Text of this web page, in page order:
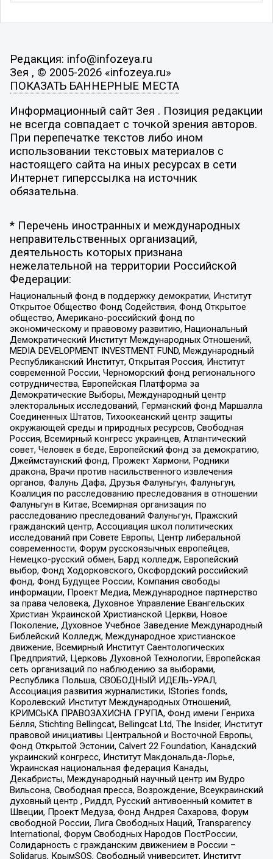
Редакция: info@infozeya.ru
Зея , © 2005-2026 «infozeya.ru»
ПОКАЗАТЬ БАННЕРНЫЕ МЕСТА
Информационный сайт Зея . Позиция редакции
не всегда совпадает с точкой зрения авторов.
При перепечатке текстов либо ином
использовании текстовых материалов с
настоящего сайта на иных ресурсах в сети
Интернет гиперссылка на источник
обязательна.
* Перечень иностранных и международных
неправительственных организаций,
деятельность которых признана
нежелательной на территории Российской
Федерации:
Национальный фонд в поддержку демократии, Институт
Открытое Общество Фонд Содействия, Фонд Открытое
общество, Американо-российский фонд по
экономическому и правовому развитию, Национальный
Демократический Институт Международных Отношений,
MEDIA DEVELOPMENT INVESTMENT FUND, Международный
Республиканский Институт, Открытая Россия, Институт
современной России, Черноморский фонд регионального
сотрудничества, Европейская Платформа за
Демократические Выборы, Международный центр
электоральных исследований, Германский фонд Маршалла
Соединенных Штатов, Тихоокеанский центр защиты
окружающей среды и природных ресурсов, Свободная
Россия, Всемирный конгресс украинцев, Атлантический
совет, Человек в беде, Европейский фонд за демократию,
Джеймстаунский фонд, Прожект Хармони, Родники
дракона, Врачи против насильственного извлечения
органов, Фалунь Дафа, Друзья Фалуньгун, Фалуньгун,
Коалиция по расследованию преследования в отношении
Фалуньгун в Китае, Всемирная организация по
расследованию преследований Фалуньгун, Пражский
гражданский центр, Ассоциация школ политических
исследований при Совете Европы, Центр либеральной
современности, Форум русскоязычных европейцев,
Немецко-русский обмен, Бард колледж, Европейский
выбор, Фонд Ходорковского, Оксфордский российский
фонд, Фонд Будущее России, Компания свободы
информации, Проект Медиа, Международное партнерство
за права человека, Духовное Управление Евангельских
Христиан Украинской Христианской Церкви, Новое
Поколение, Духовное Учебное Заведение Международный
Библейский Колледж, Международное христианское
движение, Всемирный Институт Саентологических
Предприятий, Церковь Духовной Технологии, Европейская
сеть организаций по наблюдению за выборами,
Республика Польша, СВОБОДНЫЙ ИДЕЛЬ-УРАЛ,
Ассоциация развития журналистики, IStories fonds,
Королевский Институт Международных Отношений,
КРИМСЬКА ПРАВОЗАХИСНА ГРУПА, Фонд имени Генриха
Бёлля, Stichting Bellingcat, Bellingcat Ltd, The Insider, Институт
правовой инициативы Центральной и Восточной Европы,
Фонд Открытой Эстонии, Calvert 22 Foundation, Канадский
украинский конгресс, Институт Макдональда-Лорье,
Украинская национальная федерация Канады,
Декабристы, Международный научный центр им Вудро
Вильсона, Свободная пресса, Возрождение, Всеукраинский
духовный центр , Риддл, Русский антивоенный комитет в
Швеции, Проект Медуза, Фонд Андрея Сахарова, Форум
свободной России, Лига Свободных Наций, Transparеncy
International, Форум Свободных Народов ПостРоссии,
Солидарность с гражданским движением в России –
Solidarus, КрымSOS, Свободный университет, Институт